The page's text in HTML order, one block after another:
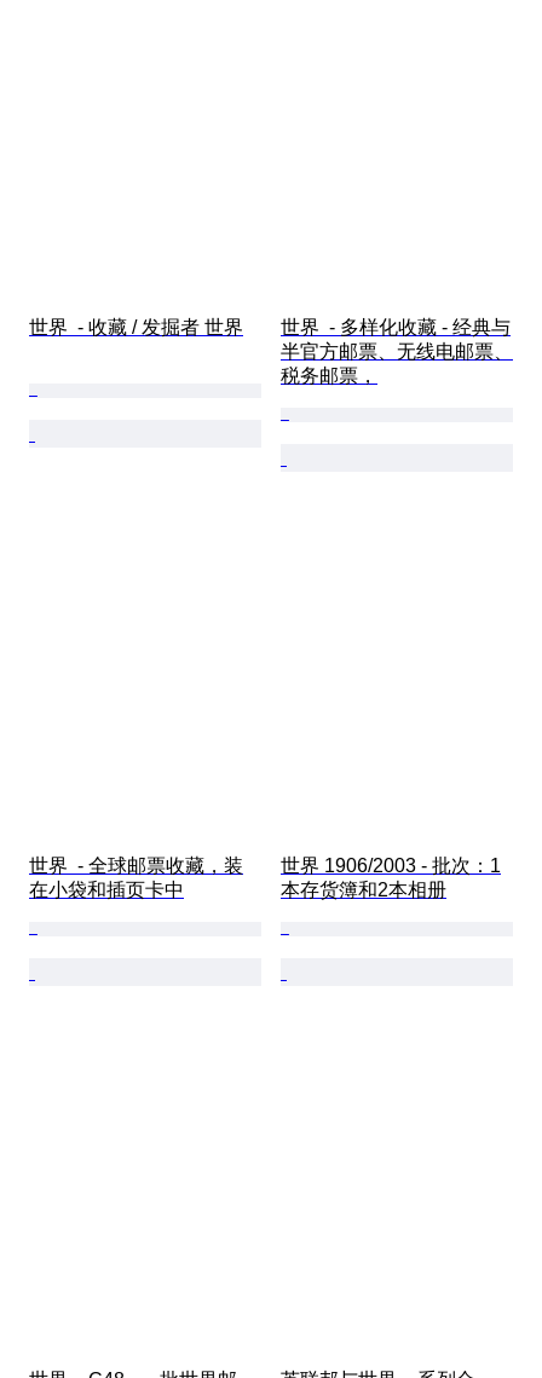
世界  - 收藏 / 发掘者 世界
世界  - 多样化收藏 - 经典与
半官方邮票、无线电邮票、
税务邮票，
世界  - 全球邮票收藏，装
在小袋和插页卡中
世界 1906/2003 - 批次：1
本存货簿和2本相册